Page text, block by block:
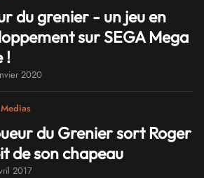
du grenier - un jeu en
sur SEGA Mega
!
2020
du Grenier sort Roger
de son chapeau
2017